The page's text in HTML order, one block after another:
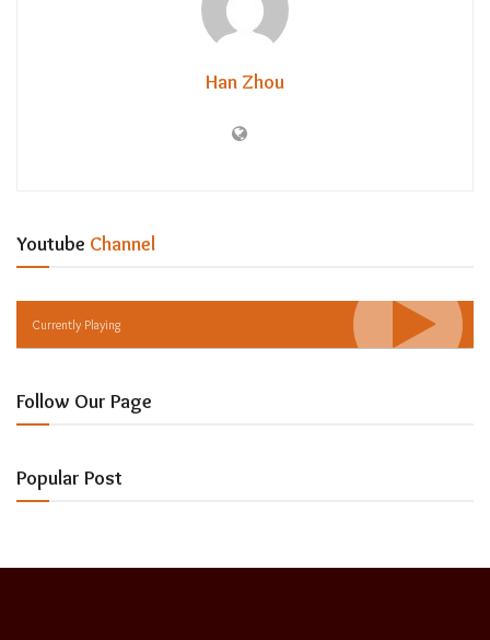
Han Zhou
Youtube Channel
Currently Playing
Follow Our Page
Popular Post